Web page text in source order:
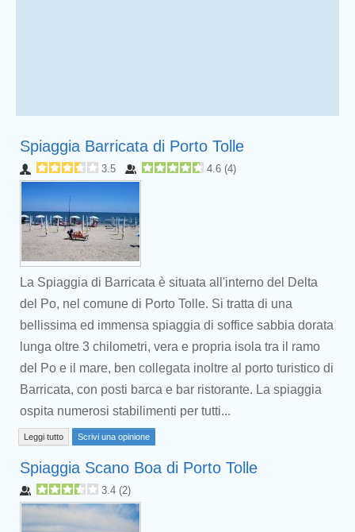
Spiaggia Barricata di Porto Tolle
3.5 4.6 (4)
La Spiaggia di Barricata è situata all'interno del Delta
del Po, nel comune di Porto Tolle. Si tratta di una
bellissima ed immensa spiaggia di soffice sabbia dorata
lunga oltre 3 chilometri, vera e propria isola tra il ramo
del Po e il mare, ben collegata inoltre al porto turistico di
Barricata, con posti barca e bar ristorante. La spiaggia
ospita numerosi stabilimenti per tutti...
Leggi tutto Scrivi una opinione
Spiaggia Scano Boa di Porto Tolle
3.4 (2)